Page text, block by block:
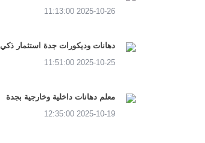
2025-10-26 11:13:00
دهانات وديكورات جدة استثمار ذكي
2025-10-25 11:51:00
معلم دهانات داخلية وخارجية بجدة
2025-10-19 12:35:00